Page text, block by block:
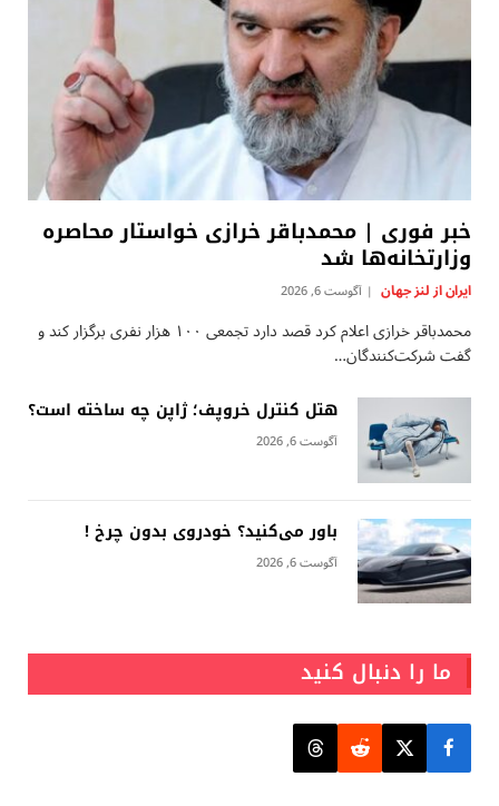
خبر فوری | محمدباقر خرازی خواستار محاصره
وزارتخانه‌ها شد
ایران از لنز جهان آگوست 6, 2026
محمدباقر خرازی اعلام کرد قصد دارد تجمعی ۱۰۰ هزار نفری برگزار کند و
گفت شرکت‌کنندگان…
هتل کنترل خروپف؛ ژاپن چه ساخته است؟
آگوست 6, 2026
باور می‌کنید؟ خودروی بدون چرخ !
آگوست 6, 2026
ما را دنبال کنید